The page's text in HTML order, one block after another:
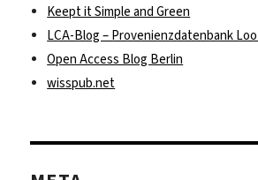
Keept it Simple and Green
LCA-Blog – Provenienzdatenbank
Open Access Blog Berlin
wisspub.net